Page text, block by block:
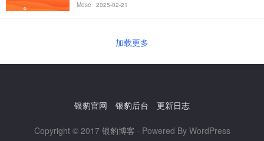
Mose 2025-02-21
加载更多
银豹官网 银豹后台 更新日志
Copyright © 2017 银豹博客 · Powered By WordPress